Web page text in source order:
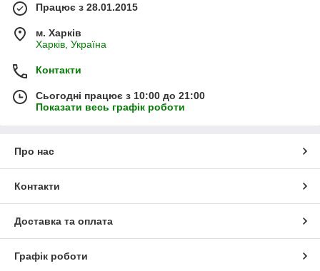
Працює з 28.01.2015
м. Харків
Харків, Україна
Контакти
Сьогодні працює з 10:00 до 21:00
Показати весь графік роботи
Про нас
Контакти
Доставка та оплата
Графік роботи